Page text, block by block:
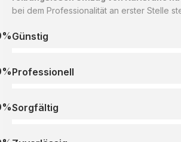
bei dem Professionalität an erster Stelle
Günstig
Professionell
Sorgfältig